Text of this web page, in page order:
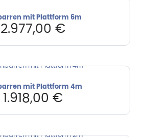
mit Plattform 6m
2.977,00 €
mit Plattform 4m
1.918,00 €